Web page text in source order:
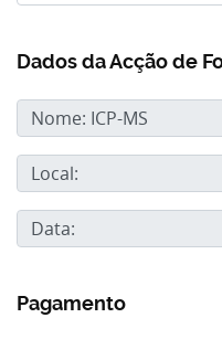
Dados da Acção de
Pagamento